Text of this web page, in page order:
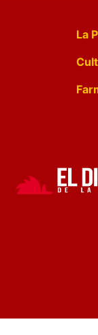
La